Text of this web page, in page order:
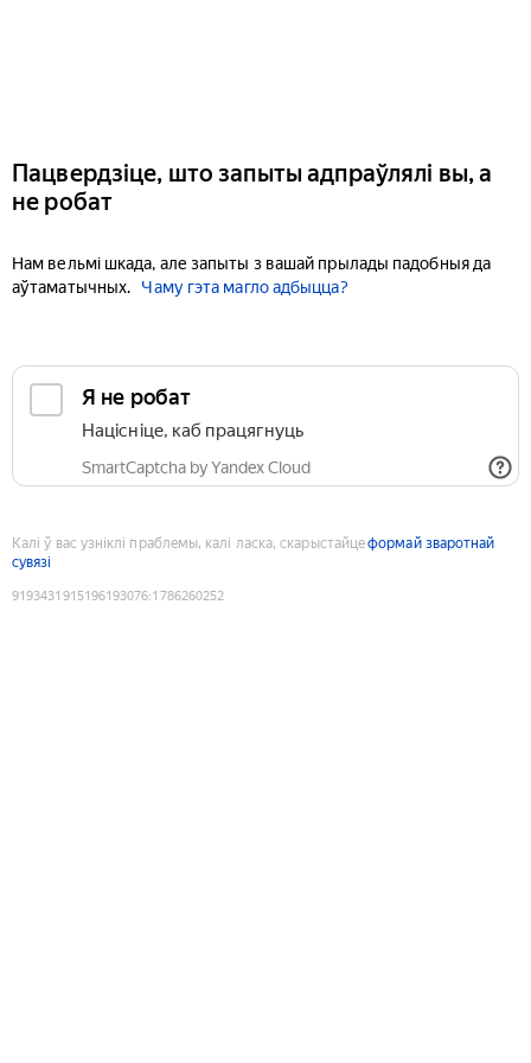
Пацвердзіце, што запыты адпраўлялі вы, а
не робат
Нам вельмі шкада, але запыты з вашай прылады падобныя да
аўтаматычных.
Чаму гэта магло адбыцца?
Я не робат
Націсніце, каб працягнуць
SmartCaptcha by Yandex Cloud
Калі ў вас узніклі праблемы, калі ласка, скарыстайцеформай зваротнай
сувязі
9193431915196193076:1786260252